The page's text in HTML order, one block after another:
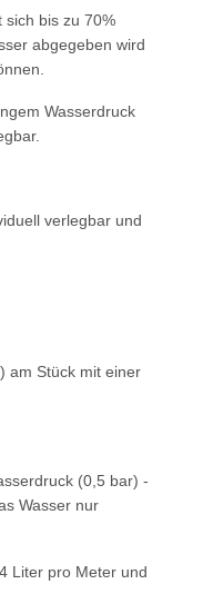
sich bis zu 70%
abgegeben wird
Wasserdruck
verlegbar und
am Stück mit einer
(0,5 bar) -
Wasser nur
Liter pro Meter und